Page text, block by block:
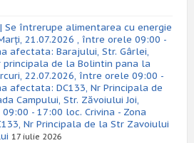
Se întrerupe alimentarea cu energie
21.07.2026 , între orele 09:00 -
afectata: Barajului, Str. Gârlei,
principala de la Bolintin pana la
22.07.2026, între orele 09:00 -
afectata: DC133, Nr Principala de
Campului, Str. Zăvoiului Joi,
- 17:00 loc. Crivina - Zona
Nr Principala de la Str Zavoiului
17 iulie 2026